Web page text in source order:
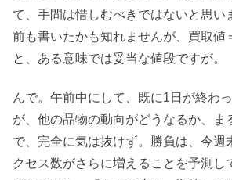
て、手間は惜しむべきではないと思い
前も書いたかも知れませんが、買取値
と、ある意味では妥当な値段ですが。
んで。午前中にして、既に1日が終わ
が、他の品物の動向がどうなるか、ま
で、完全に気は抜けず。勝負は、今週
クセス数がさらに増えることを予測し